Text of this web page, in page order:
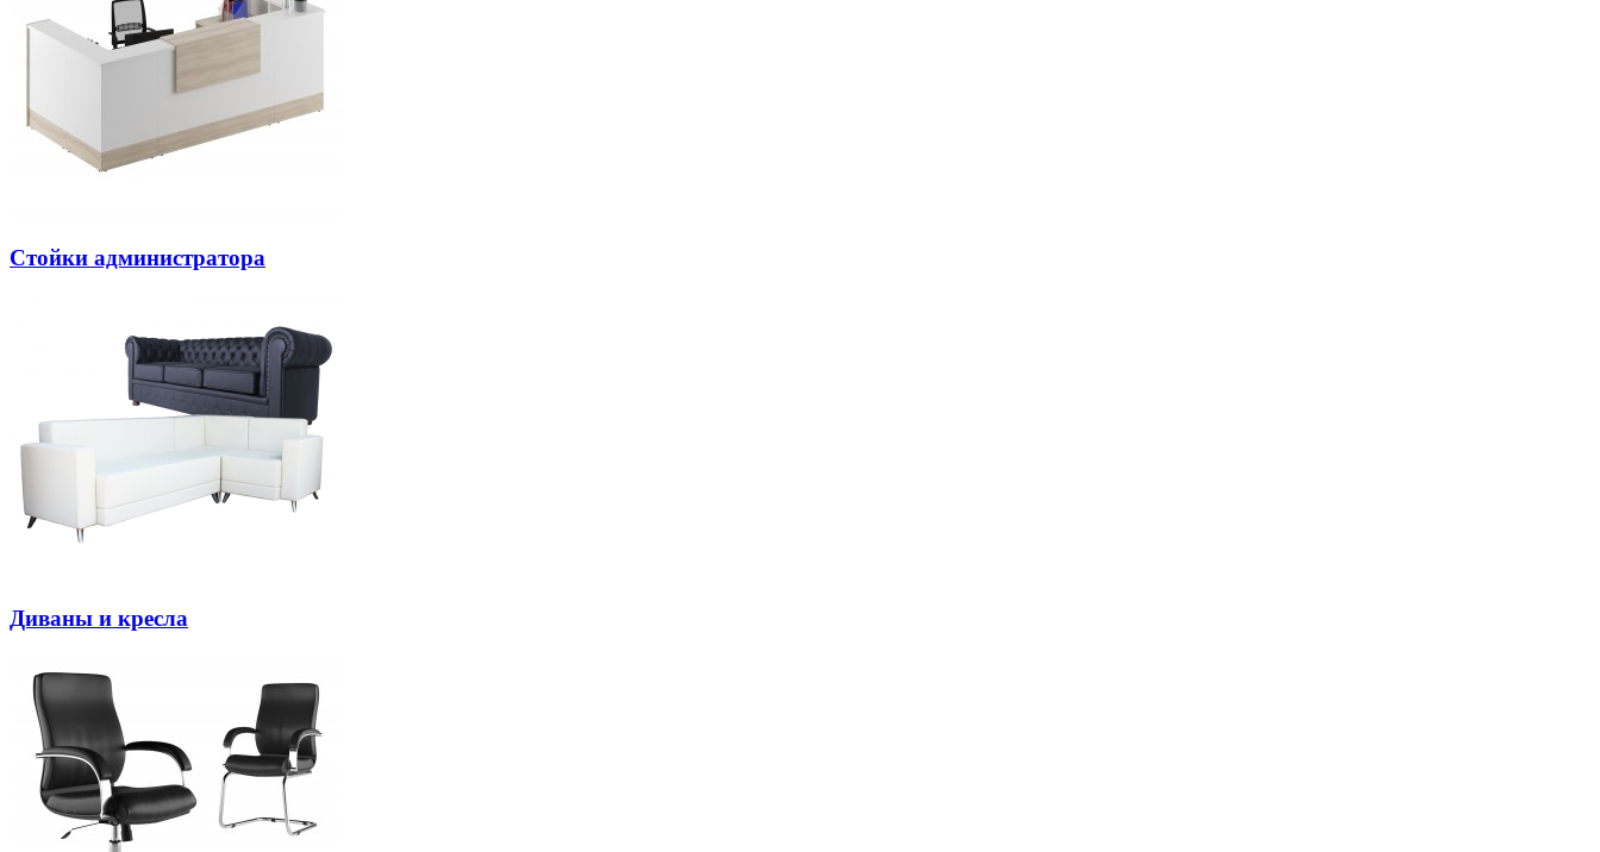
Стойки администратора
Диваны и кресла